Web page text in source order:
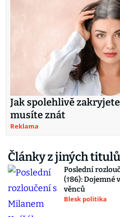
Jak spolehlivě
musíte znát
Reklama
Články z jiných titulů
Poslední
(†86): Dojemné
věnců
Blesk politika